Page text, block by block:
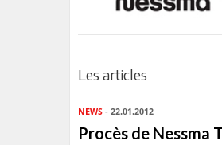
Les articles
NEWS - 22.01.2012
Procès de Nessma